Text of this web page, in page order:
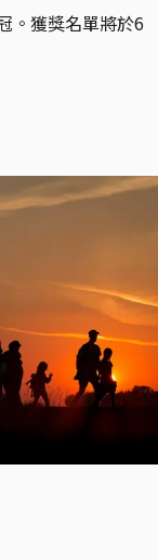
。獲獎名單將於6